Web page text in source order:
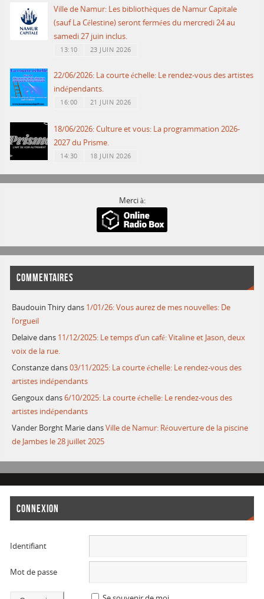
Ville de Namur: Les bibliothèques de Namur Capitale
(sauf La Célestine) seront fermées du mercredi 24 au
samedi 27 juin inclus.
13:10 23 JUIN 2026
22/06/2026: La courte échelle: Le rendez-vous des artistes
indépendants.
16:00 21 JUIN 2026
18/06/2026: Culture et vous: La programmation 2026-
2027 du Prisme.
14:30 18 JUIN 2026
Merci à:
COMMENTAIRES
Baudouin Thirydans 1/01/26: Vous aurez de mes nouvelles: De
l’orgueil
Delaivedans 11/12/2025: Le temps d’un café: Vitaline et Jason, deux
voix de la rue.
Constanzedans03/11/2025: La courte échelle: Le rendez-vous des
artistes indépendants
Gengouxdans6/10/2025: La courte échelle: Le rendez-vous des
artistes indépendants
Vander Borght MariedansVille de Namur: Réouverture de la piscine
de Jambes le 28 juillet 2025
CONNEXION
Identifiant
Mot de passe